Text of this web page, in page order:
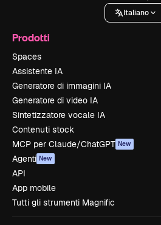
Italiano
Prodotti
Spaces
Assistente IA
Generatore di immagini IA
Generatore di video IA
Sintetizzatore vocale IA
Contenuti stock
MCP per Claude/ChatGPT New
Agenti New
API
App mobile
Tutti gli strumenti Magnific